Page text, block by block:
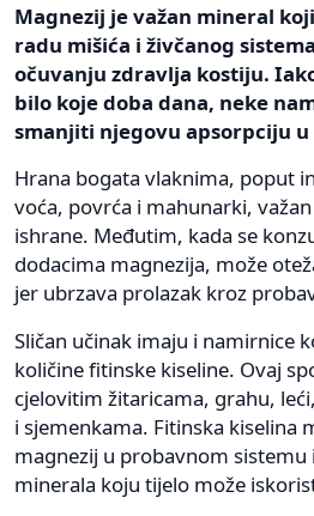
Magnezij je važan mineral
radu mišića i živčanog
očuvanju zdravlja kostiju.
bilo koje doba dana, neke
smanjiti njegovu apsorpciju
Hrana bogata vlaknima, poput
voća, povrća i mahunarki,
ishrane. Međutim, kada se
dodacima magnezija, može
jer ubrzava prolazak kroz
Sličan učinak imaju i namirnice
količine fitinske kiseline. Ovaj
cjelovitim žitaricama, grahu,
i sjemenkama. Fitinska kiselina
magnezij u probavnom
minerala koju tijelo može